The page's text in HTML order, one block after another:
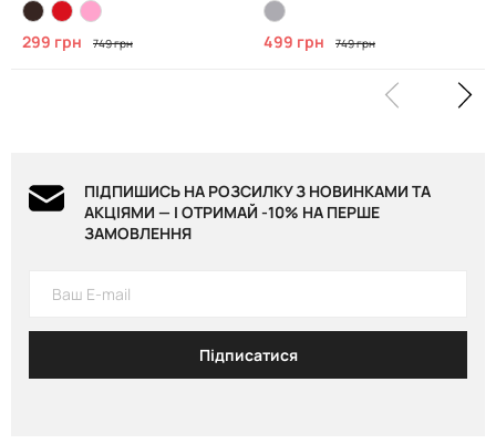
299 грн 749 грн 499 грн 749 грн
ПІДПИШИСЬ НА РОЗСИЛКУ З НОВИНКАМИ ТА
АКЦІЯМИ — І ОТРИМАЙ -10% НА ПЕРШЕ
ЗАМОВЛЕННЯ
Підписатися